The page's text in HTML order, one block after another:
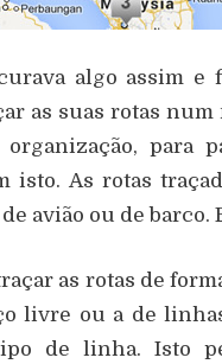
algo assim
as suas rotas
para
isto. As rotas
avião ou de barco.
as rotas de
livre ou a de
de linha. Isto